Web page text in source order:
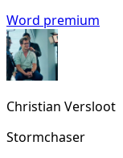
Word premium
Christian Versloot
Stormchaser